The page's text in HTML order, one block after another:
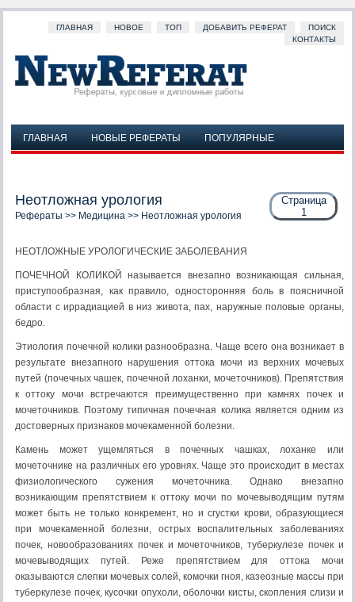
ГЛАВНАЯ НОВОЕ ТОП ДОБАВИТЬ РЕФЕРАТ
ПОИСК
КОНТАКТЫ
ГЛАВНАЯ НОВЫЕ РЕФЕРАТЫ
ПОПУЛЯРНЫЕ
Страница
1
Неотложная урология
Рефераты >> Медицина >> Неотложная урология
НЕОТЛОЖНЫЕ УРОЛОГИЧЕСКИЕ ЗАБОЛЕВАНИЯ
ПОЧЕЧНОЙ КОЛИКОЙ называется внезапно возникающая сильная,
приступообразная, как правило, односторонняя боль в поясничной
области с иррадиацией в низ живота, пах, наруж­ные половые органы,
бедро.
Этиология почечной колики разнообразна. Чаще всего она возникает в
результате внезапного нарушения оттока мочи из верхних мочевых
путей (почечных чашек, почечной лоханки, мо­четочников). Препятствия
к оттоку мочи встречаются преиму­щественно при камнях почек и
мочеточников. Поэтому типич­ная почечная колика является одним из
достоверных признаков мочекаменной болезни.
Камень может ущемляться в почечных чашках, лоханке или
мочеточнике на различных его уровнях. Чаще это происходит в местах
физиологического сужения мочеточника. Однако внезап­но
возникающим препятствием к оттоку мочи по мочевыводящим путям
может быть не только конкремент, но и сгустки кро­ви, образующиеся
при мочекаменной болезни, острых воспали­тельных заболеваниях
почек, новообразованиях почек и моче­точников, туберкулезе почек и
мочевыводящих путей. Реже пре­пятствием для оттока мочи
оказываются слепки мочевых солей, комочки гноя, казеозные массы при
туберкулезе почек, кусочки опухоли, оболочки кисты, скопления слизи и